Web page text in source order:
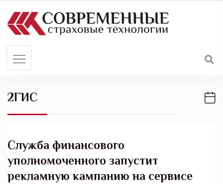
2ГИС
Служба финансового
уполномоченного запустит
рекламную кампанию на сервисе